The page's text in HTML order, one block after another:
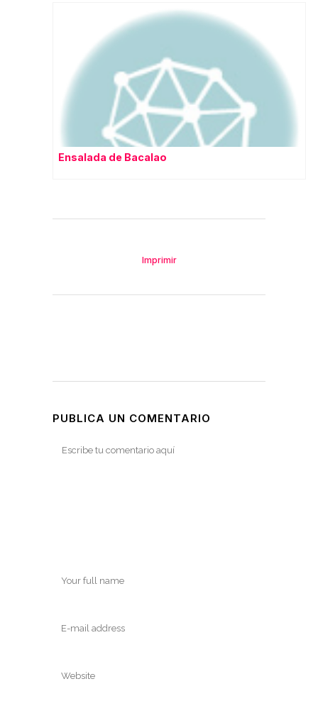
Ensalada de Bacalao
Imprimir
PUBLICA UN COMENTARIO